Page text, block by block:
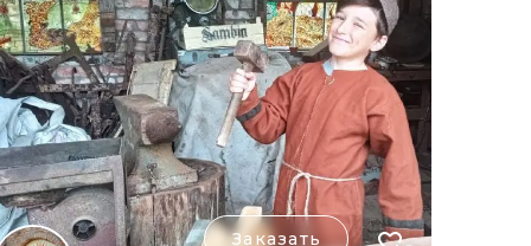
Заказать